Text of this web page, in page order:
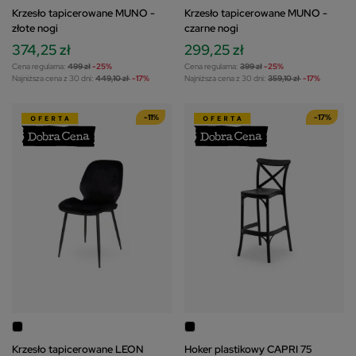
Krzesło tapicerowane MUNO -
złote nogi
374,25 zł
Cena regularna: 499 zł-25%
Najniższa cena z 30 dni: 449,10 zł-17%
Krzesło tapicerowane MUNO -
czarne nogi
299,25 zł
Cena regularna: 399 zł-25%
Najniższa cena z 30 dni: 359,10 zł-17%
-11%
Krzesło tapicerowane LEON
-17%
Hoker plastikowy CAPRI 75